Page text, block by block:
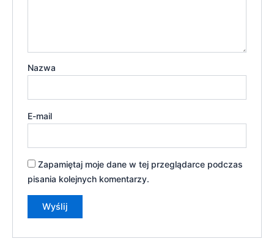
Nazwa
E-mail
Zapamiętaj moje dane w tej przeglądarce podczas
pisania kolejnych komentarzy.